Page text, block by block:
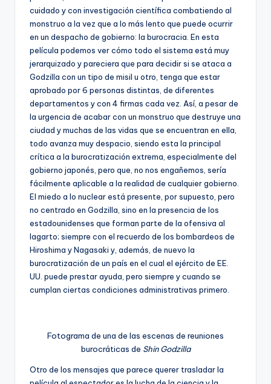
cuidado y con investigación científica combatiendo al
monstruo a la vez que a lo más lento que puede ocurrir
en un despacho de gobierno: la burocracia. En esta
película podemos ver cómo todo el sistema está muy
jerarquizado y pareciera que para decidir si se ataca a
Godzilla con un tipo de misil u otro, tenga que estar
aprobado por 6 personas distintas, de diferentes
departamentos y con 4 firmas cada vez. Así, a pesar de
la urgencia de acabar con un monstruo que destruye una
ciudad y muchas de las vidas que se encuentran en ella,
todo avanza muy despacio, siendo esta la principal
crítica a la burocratización extrema, especialmente del
gobierno japonés, pero que, no nos engañemos, sería
fácilmente aplicable a la realidad de cualquier gobierno.
El miedo a lo nuclear está presente, por supuesto, pero
no centrado en Godzilla, sino en la presencia de los
estadounidenses que forman parte de la ofensiva al
lagarto; siempre con el recuerdo de los bombardeos de
Hiroshima y Nagasaki y, además, de nuevo la
burocratización de un país en el cual el ejército de EE.
UU. puede prestar ayuda, pero siempre y cuando se
cumplan ciertas condiciones administrativas primero.
Fotograma de una de las escenas de reuniones
burocráticas de Shin Godzilla
Otro de los mensajes que parece querer trasladar la